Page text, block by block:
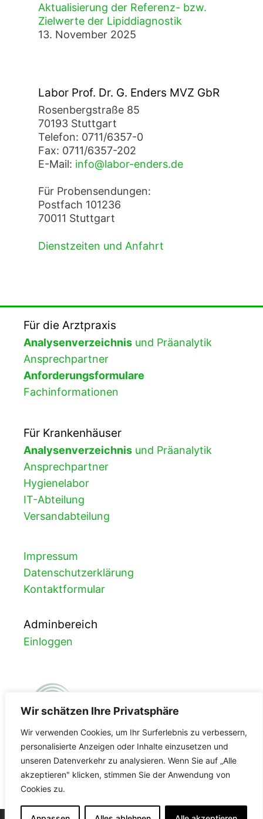
Wir schätzen Ihre Privatsphäre
Wir verwenden Cookies, um Ihr Surferlebnis zu verbessern,
personalisierte Anzeigen oder Inhalte einzusetzen und
unseren Datenverkehr zu analysieren. Wenn Sie auf „Alle
akzeptieren" klicken, stimmen Sie der Anwendung von
Cookies zu.
Aktualisierung der Referenz- bzw.
Zielwerte der Lipiddiagnostik
13. November 2025
Labor Prof. Dr. G. Enders MVZ GbR
Rosenbergstraße 85
70193 Stuttgart
Telefon: 0711/6357-0
Fax: 0711/6357-202
E-Mail: info@labor-enders.de
Für Probensendungen:
Postfach 101236
70011 Stuttgart
Dienstzeiten und Anfahrt
Für die Arztpraxis
Analysenverzeichnis und Präanalytik
Ansprechpartner
Anforderungsformulare
Fachinformationen
Für Krankenhäuser
Analysenverzeichnis und Präanalytik
Ansprechpartner
Hygienelabor
IT-Abteilung
Versandabteilung
Impressum
Datenschutzerklärung
Kontaktformular
Adminbereich
Einloggen
FDA-Registrierung
3002965587